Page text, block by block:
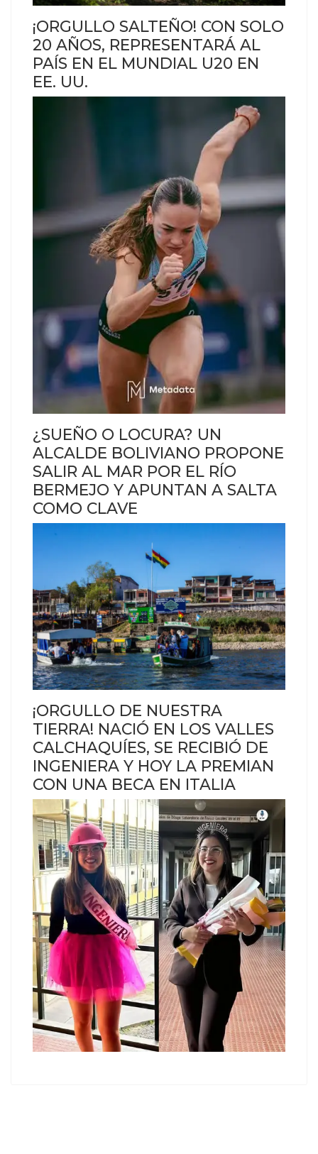
¡ORGULLO SALTEÑO! CON SOLO
20 AÑOS, REPRESENTARÁ AL
PAÍS EN EL MUNDIAL U20 EN
EE. UU.
¿SUEÑO O LOCURA? UN
ALCALDE BOLIVIANO PROPONE
SALIR AL MAR POR EL RÍO
BERMEJO Y APUNTAN A SALTA
COMO CLAVE
¡ORGULLO DE NUESTRA
TIERRA! NACIÓ EN LOS VALLES
CALCHAQUÍES, SE RECIBIÓ DE
INGENIERA Y HOY LA PREMIAN
CON UNA BECA EN ITALIA